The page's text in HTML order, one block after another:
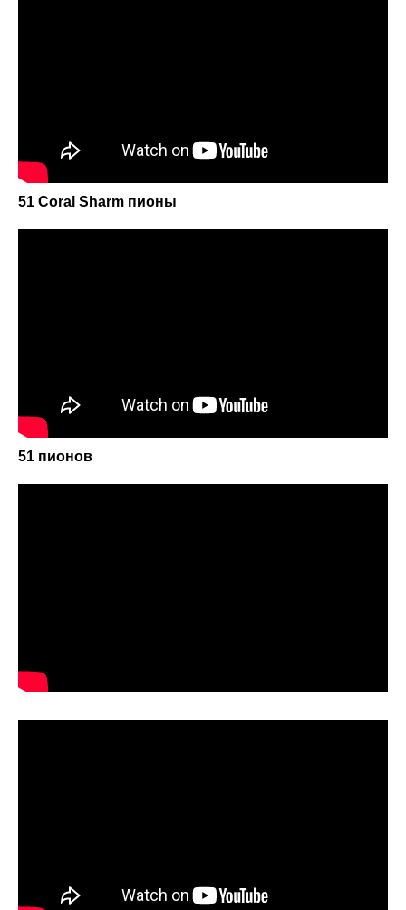
51 Coral Sharm пионы
51 пионов